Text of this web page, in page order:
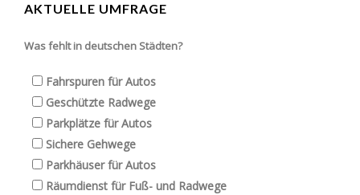
AKTUELLE UMFRAGE
Was fehlt in deutschen Städten?
Fahrspuren für Autos
Geschützte Radwege
Parkplätze für Autos
Sichere Gehwege
Parkhäuser für Autos
Räumdienst für Fuß- und Radwege